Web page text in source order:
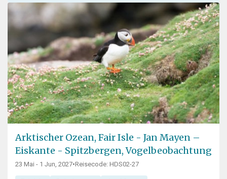
Arktischer Ozean, Fair Isle - Jan Mayen –
Eiskante - Spitzbergen, Vogelbeobachtung
23 Mai - 1 Jun, 2027•Reisecode: HDS02-27